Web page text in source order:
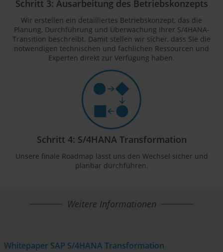
Schritt 3: Ausarbeitung des Betriebskonzepts
Wir erstellen ein detailliertes Betriebskonzept, das die
Planung, Durchführung und Überwachung Ihrer S/4HANA-
Transition beschreibt. Damit stellen wir sicher, dass Sie die
notwendigen technischen und fachlichen Ressourcen und
Experten direkt zur Verfügung haben.
Schritt 4: S/4HANA Transformation
Unsere finale Roadmap lässt uns den Wechsel sicher und
planbar durchführen.
Weitere Informationen
Whitepaper SAP S/4HANA Transformation